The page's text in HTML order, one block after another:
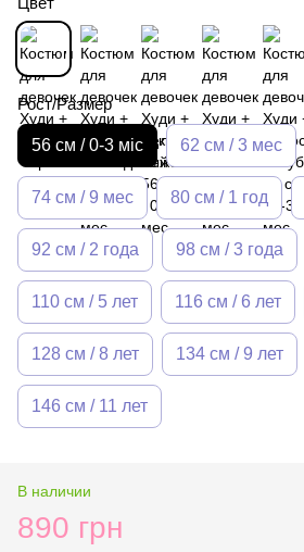
Рост/Размер
56 см / 0-3 міс 62 см / 3 мес
74 см / 9 мес 80 см / 1 год
92 см / 2 года 98 см / 3 года
110 см / 5 лет 116 см / 6 лет
128 см / 8 лет 134 см / 9 лет
146 см / 11 лет
В наличии
890 грн